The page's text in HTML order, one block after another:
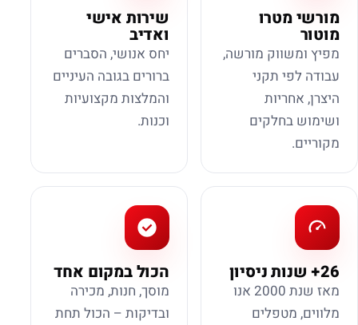
מורשי מטרו
מוטור
מפיץ ומשווק מורשה,
עבודה לפי תקני
היצרן, אחריות
ושימוש בחלקים
מקוריים.
שירות אישי
ואדיב
יחס אנושי, הסברים
ברורים בגובה העיניים
והמלצות מקצועיות
וכנות.
26+ שנות ניסיון
מאז שנת 2000 אנו
מלווים, מטפלים
הכול במקום אחד
מוסך, חנות, מכירה
ובדיקות – הכול תחת